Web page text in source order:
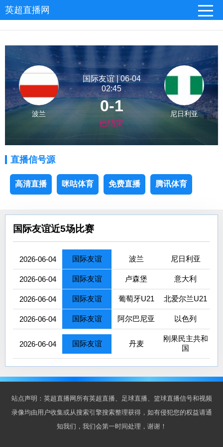
英超直播网
波兰
国际友谊 | 06-04
02:45
0-1
已结束
尼日利亚
直播信号源
高清直播 咪咕体育 免费直播 腾讯体育
国际友谊近5场比赛
2026-06-04 国际友谊 波兰 尼日利亚
2026-06-04 国际友谊 卢森堡 意大利
2026-06-04 国际友谊 葡萄牙U21 北爱尔兰U21
2026-06-04 国际友谊 阿尔巴尼亚 以色列
2026-06-04 国际友谊 丹麦
刚果民主共和
国
站点声明：英超直播网所有英超直播、足球直播、篮球直播信号和视频
录像均由用户收集或从搜索引擎搜索整理获得，如有侵犯您的权益请通
知我们，我们会第一时间处理，谢谢！